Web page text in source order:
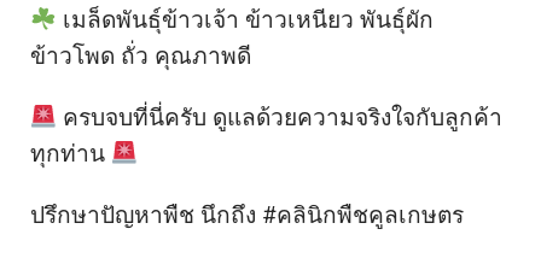
เมล็ดพันธุ์ข้าวเจ้า ข้าวเหนียว พันธุ์ผัก
ข้าวโพด ถั่ว คุณภาพดี
ครบจบที่นี่ครับ ดูแลด้วยความจริงใจกับลูกค้า
ทุกท่าน
ปรึกษาปัญหาพืช นึกถึง #คลินิกพืชคูลเกษตร